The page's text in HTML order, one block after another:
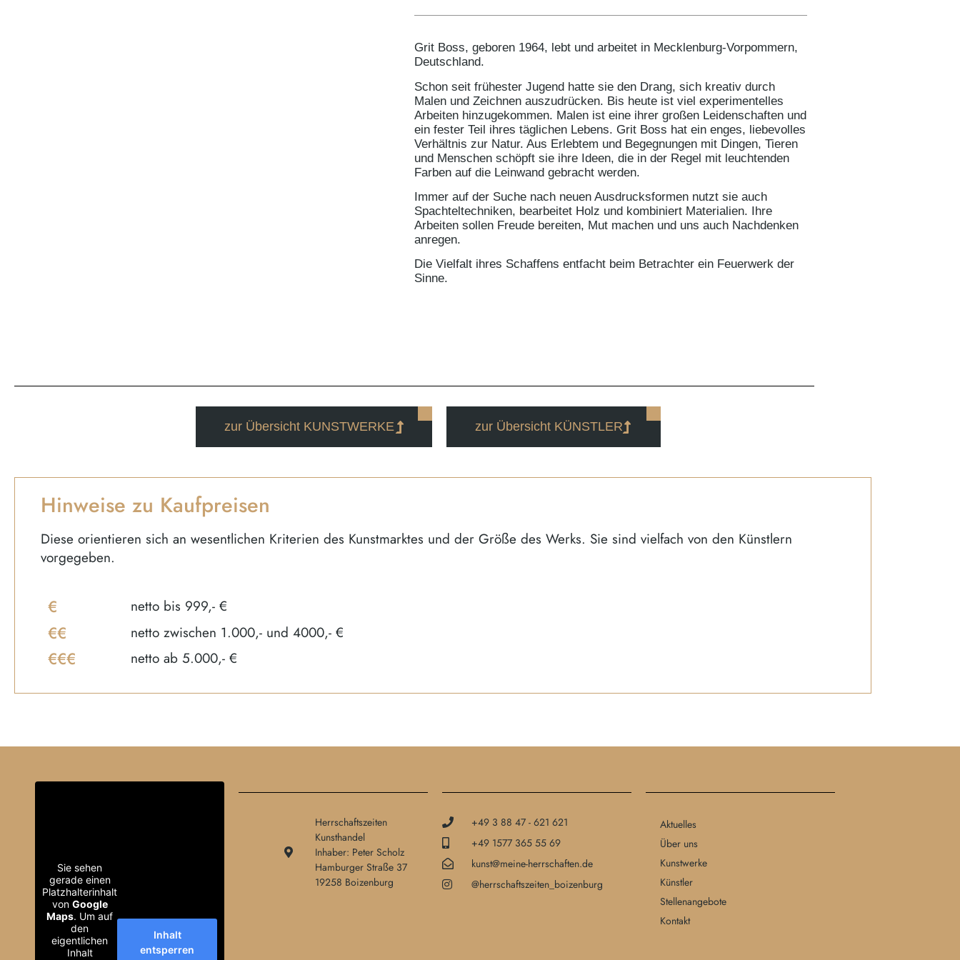
Grit Boss, geboren 1964, lebt und arbeitet in Mecklenburg-Vorpommern,
Deutschland.
Schon seit frühester Jugend hatte sie den Drang, sich kreativ durch
Malen und Zeichnen auszudrücken. Bis heute ist viel experimentelles
Arbeiten hinzugekommen. Malen ist eine ihrer großen Leidenschaften und
ein fester Teil ihres täglichen Lebens. Grit Boss hat ein enges, liebevolles
Verhältnis zur Natur. Aus Erlebtem und Begegnungen mit Dingen, Tieren
und Menschen schöpft sie ihre Ideen, die in der Regel mit leuchtenden
Farben auf die Leinwand gebracht werden.
Immer auf der Suche nach neuen Ausdrucksformen nutzt sie auch
Spachteltechniken, bearbeitet Holz und kombiniert Materialien. Ihre
Arbeiten sollen Freude bereiten, Mut machen und uns auch Nachdenken
anregen.
Die Vielfalt ihres Schaffens entfacht beim Betrachter ein Feuerwerk der
Sinne.
zur Übersicht KUNSTWERKE zur Übersicht KÜNSTLER
Hinweise zu Kaufpreisen
Diese orientieren sich an wesentlichen Kriterien des Kunstmarktes und der Größe des Werks. Sie sind vielfach von den Künstlern
vorgegeben.
€
€€
€€€
netto bis 999,- €
netto zwischen 1.000,- und 4000,- €
netto ab 5.000,- €
Sie sehen
gerade einen
Platzhalterinhalt
von Google
Maps. Um auf
den
eigentlichen
Inhalt
Inhalt
entsperren
Herrschaftszeiten
Kunsthandel
Inhaber: Peter Scholz
Hamburger Straße 37
19258 Boizenburg
+49 3 88 47 - 621 621
+49 1577 365 55 69
kunst@meine-herrschaften.de
@herrschaftszeiten_boizenburg
Aktuelles
Über uns
Kunstwerke
Künstler
Stellenangebote
Kontakt